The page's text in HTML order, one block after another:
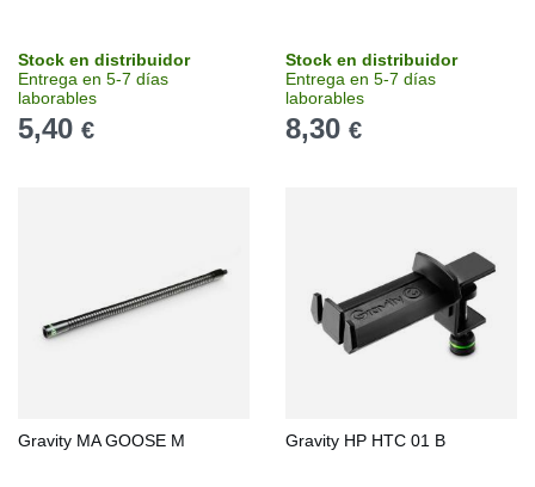
Stock en distribuidor
Entrega en 5-7 días
laborables
5,40 €
Stock en distribuidor
Entrega en 5-7 días
laborables
8,30 €
Gravity MA GOOSE M Gravity HP HTC 01 B